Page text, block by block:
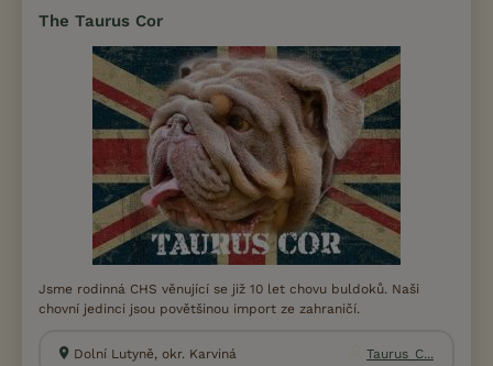
The Taurus Cor
Jsme rodinná CHS věnující se již 10 let chovu buldoků. Naši
chovní jedinci jsou povětšinou import ze zahraničí.
Dolní Lutyně, okr. Karviná Taurus_C...